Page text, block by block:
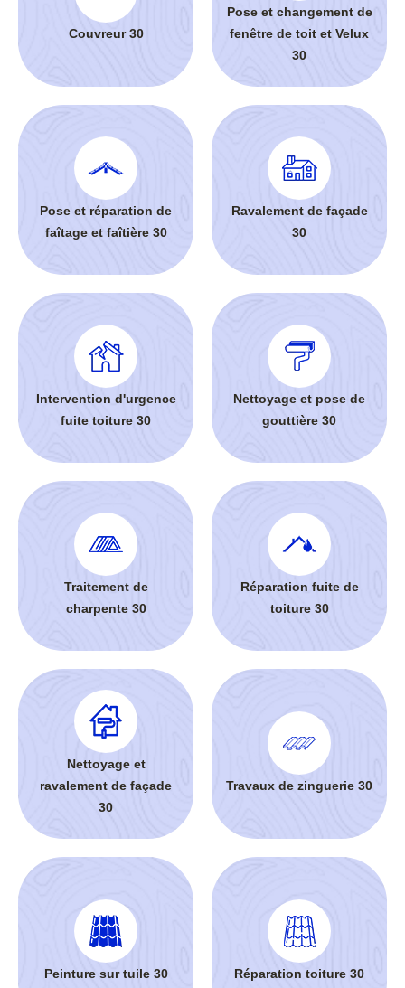
Couvreur 30
Pose et changement de
fenêtre de toit et Velux
30
Pose et réparation de
faîtage et faîtière 30
Ravalement de façade
30
Intervention d'urgence
fuite toiture 30
Nettoyage et pose de
gouttière 30
Traitement de
charpente 30
Réparation fuite de
toiture 30
Nettoyage et
ravalement de façade
30
Travaux de zinguerie 30
Peinture sur tuile 30 Réparation toiture 30